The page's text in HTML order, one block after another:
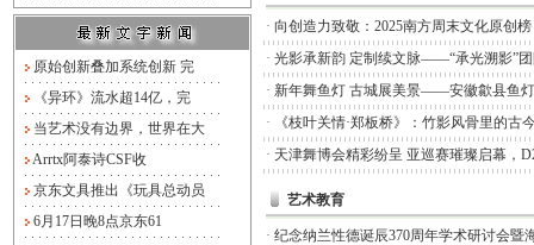
原始创新叠加系统创新 完
《异环》流水超14亿，完
当艺术没有边界，世界在大
Arrtx阿泰诗CSF收
京东文具推出《玩具总动员
6月17日晚8点京东61
· 向创造力致敬：2025南方周末文化原创
· 光影承新韵 定制续文脉——“承光溯影”
· 新年舞鱼灯 古城展美景——安徽歙县鱼
·
《枝叶关情·郑板桥》：竹影风骨里的古
· 天津舞博会精彩纷呈 亚巡赛璀璨启幕，
艺术教育
· 纪念纳兰性德诞辰370周年学术研讨会暨